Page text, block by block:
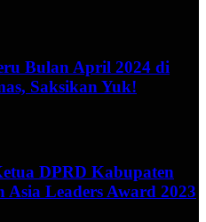
Bulan April 2024 di
Saksikan Yuk!
DPRD Kabupaten
Asia Leaders Award 2023